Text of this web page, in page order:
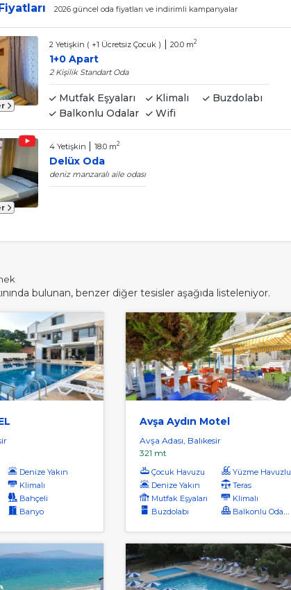
2026 güncel oda fiyatları ve indirimli kampanyalar
2 Yetişkin ( +1 Ücretsiz Çocuk ) | 20.0 m2
1+0 Apart
2 Kişilik Standart Oda
Mutfak Eşyaları Klimalı
Buzdolabı
Balkonlu Odalar
Wifi
4 Yetişkin | 18.0 m2
Delüx Oda
deniz manzaralı aile odası
bulunan, benzer diğer tesisler aşağıda listeleniyor.
Denize Yakın
Klimalı
Bahçeli
Banyo
Avşa Aydın Motel
Avşa Adası, Balıkesir
321 mt
Çocuk Havuzu
Yüzme Havuzlu
Denize Yakın
Teras
Mutfak Eşyaları
Klimalı
Buzdolabı
Balkonlu Odalar